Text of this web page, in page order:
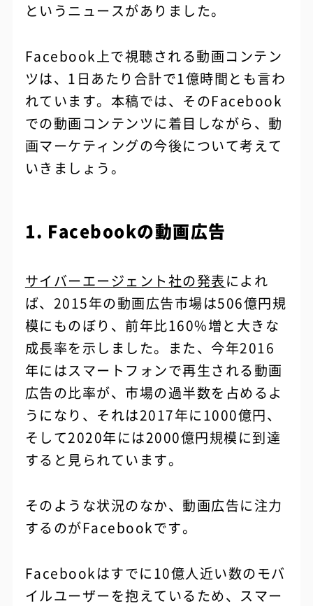
というニュースがありました。
Facebook上で視聴される動画コンテン
ツは、1日あたり合計で1億時間とも言わ
れています。本稿では、そのFacebook
での動画コンテンツに着目しながら、動
画マーケティングの今後について考えて
いきましょう。
1. Facebookの動画広告
サイバーエージェント社の発表によれ
ば、2015年の動画広告市場は506億円規
模にものぼり、前年比160%増と大きな
成長率を示しました。また、今年2016
年にはスマートフォンで再生される動画
広告の比率が、市場の過半数を占めるよ
うになり、それは2017年に1000億円、
そして2020年には2000億円規模に到達
すると見られています。
そのような状況のなか、動画広告に注力
するのがFacebookです。
Facebookはすでに10億人近い数のモバ
イルユーザーを抱えているため、スマー